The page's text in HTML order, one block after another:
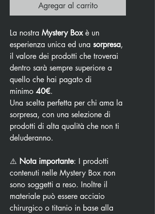
Agregar al carrito
La nostra Mystery Boxè un
esperienza unica ed una sorpresa,
il valore dei prodotti che troverai
dentro sarà sempre superiore a
quello che hai pagato di
minimo 40€.
Una scelta perfetta per chi ama la
sorpresa, con una selezione di
prodotti di alta qualità che non ti
deluderanno.
⚠️ Nota importante: I prodotti
contenuti nelle Mystery Box non
sono soggetti a reso. Inoltre il
materiale può essere acciaio
chirurgico o titanio in base alla